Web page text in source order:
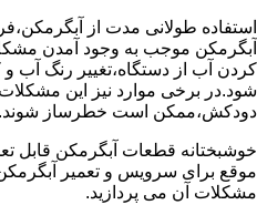
استفاده طولانی مدت از
آبگرمکن موجب به وجود آمدن
کردن آب از دستگاه،تغییر رنگ
شود.در برخی موارد نیز این مشکلات
دودکش،ممکن است خطرساز شوند.
خوشبختانه قطعات آبگرمکن قابل
موقع برای سرویس و تعمیر
مشکلات آن می پردازید.